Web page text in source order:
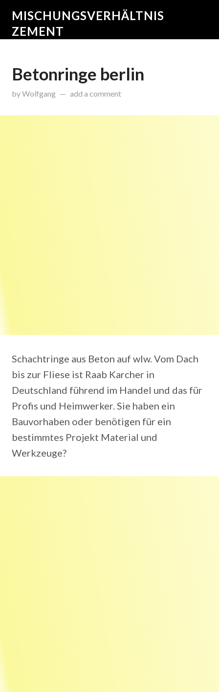
MISCHUNGSVERHÄLTNIS
ZEMENT
Betonringe berlin
byWolfgang onNovember 9, 2015
add a comment
Schachtringe aus Beton auf wlw. Vom Dach
bis zur Fliese ist Raab Karcher in
Deutschland führend im Handel und das für
Profis und Heimwerker. Sie haben ein
Bauvorhaben oder benötigen für ein
bestimmtes Projekt Material und
Werkzeuge?